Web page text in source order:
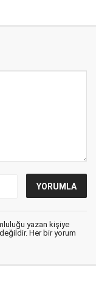
yazan kişiye
Her bir yorum